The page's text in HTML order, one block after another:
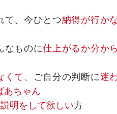
て、今ひとつ納得が行か
なものに仕上がるか分か
くて 、ご自分の判断に迷
あちゃん
明をして欲しい方